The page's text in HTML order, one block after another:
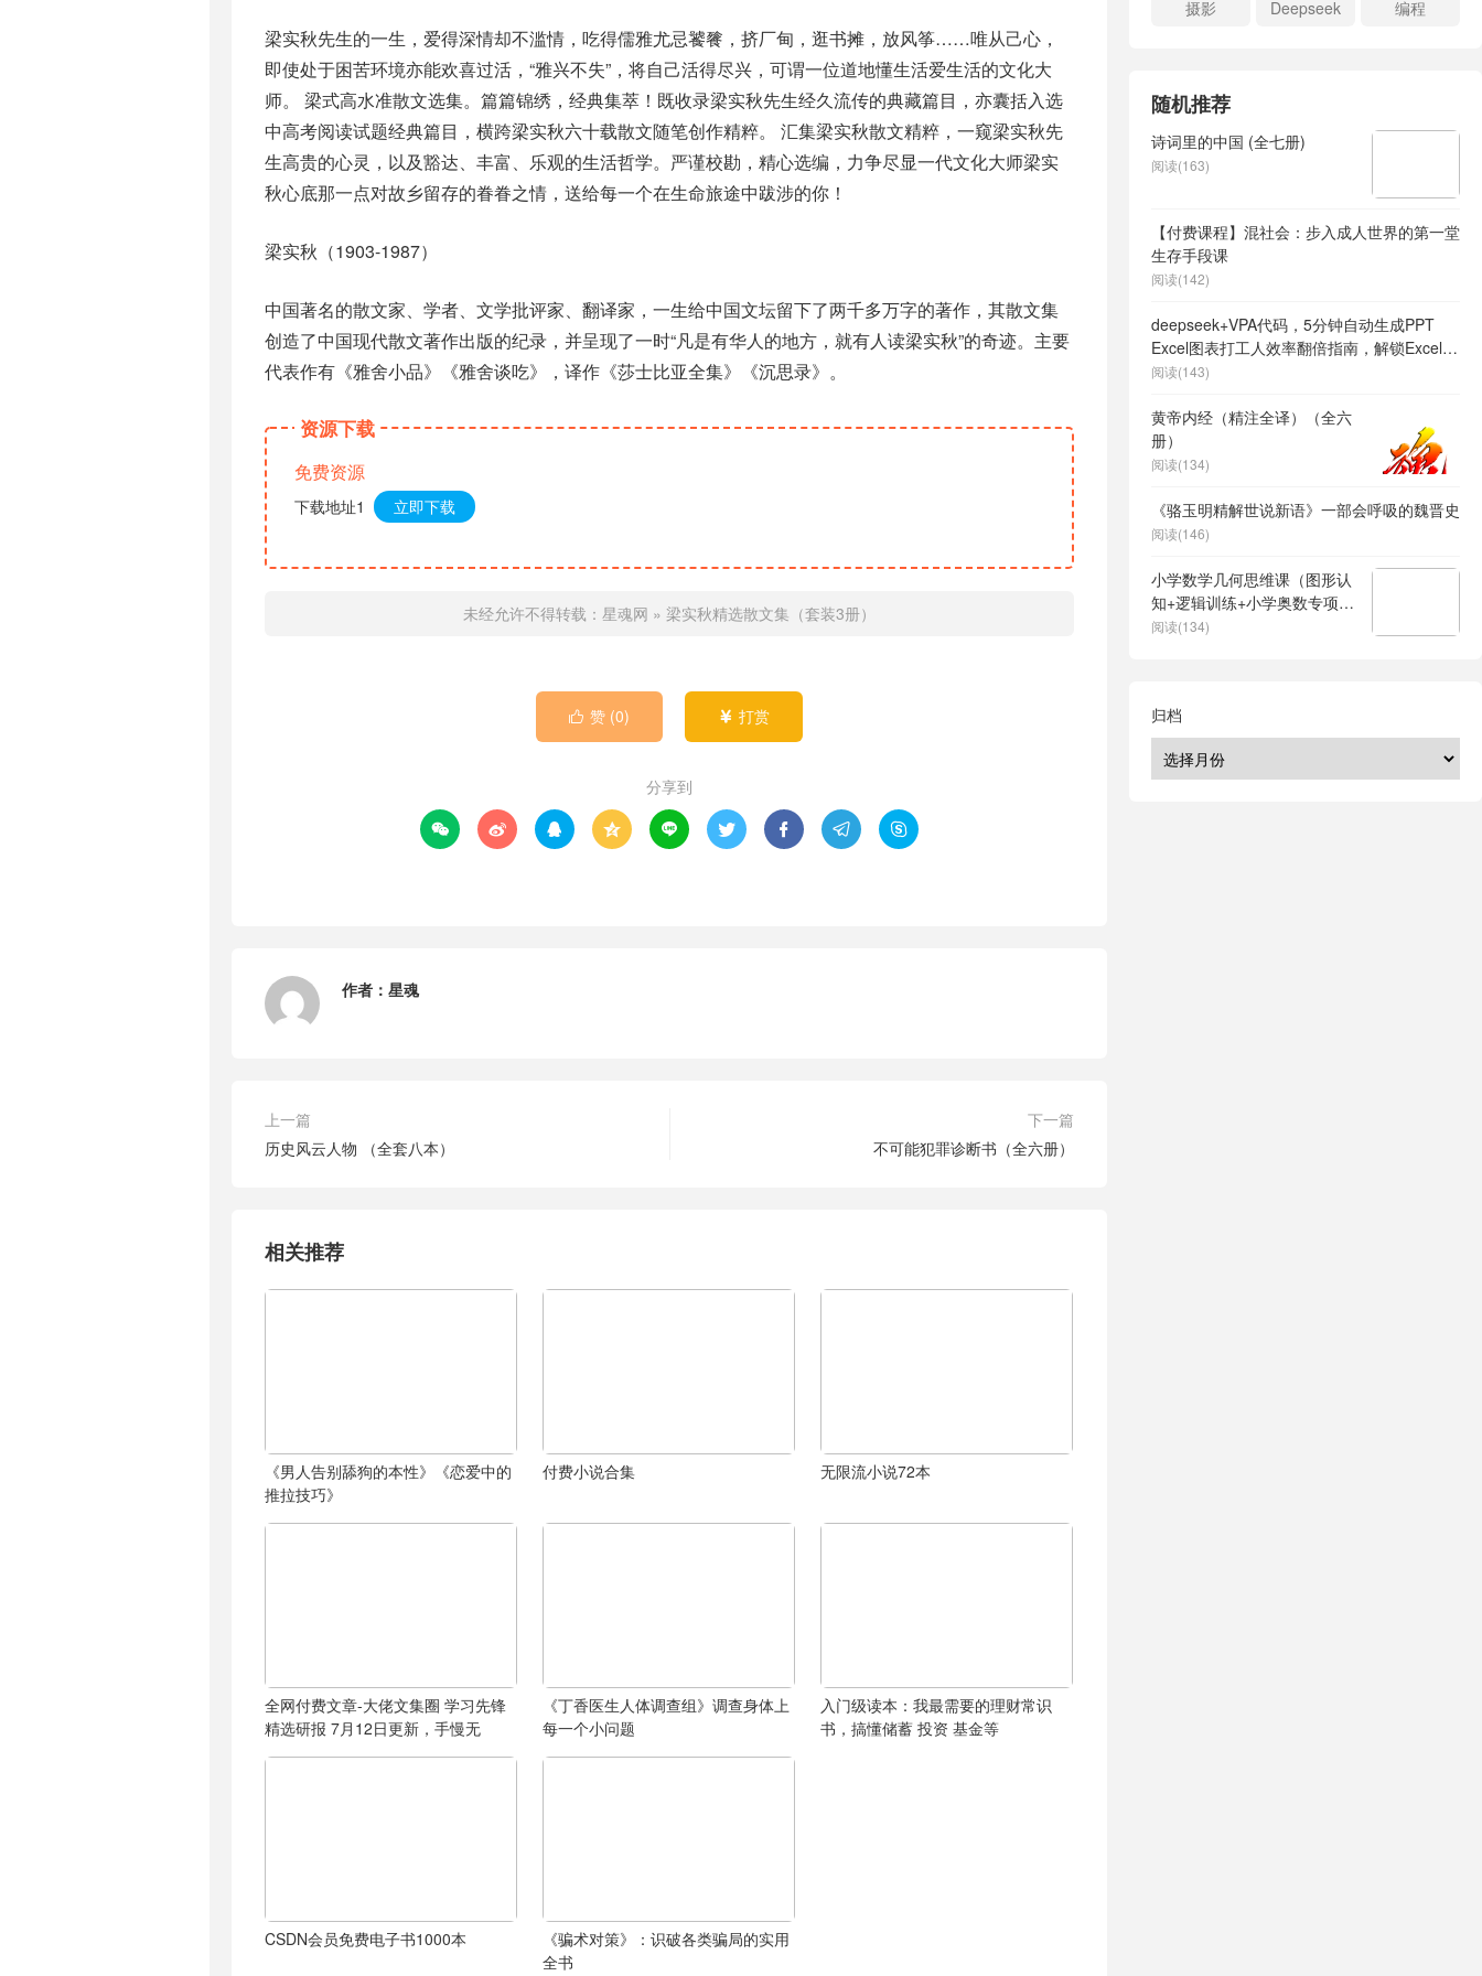
梁实秋先生的一生，爱得深情却不滥情，吃得儒雅尤忌饕餮，挤厂甸，逛书摊，放风筝……唯从己心，
即使处于困苦环境亦能欢喜过活，“雅兴不失”，将自己活得尽兴，可谓一位道地懂生活爱生活的文化大
师。 梁式高水准散文选集。篇篇锦绣，经典集萃！既收录梁实秋先生经久流传的典藏篇目，亦囊括入选
中高考阅读试题经典篇目，横跨梁实秋六十载散文随笔创作精粹。 汇集梁实秋散文精粹，一窥梁实秋先
生高贵的心灵，以及豁达、丰富、乐观的生活哲学。严谨校勘，精心选编，力争尽显一代文化大师梁实
秋心底那一点对故乡留存的眷眷之情，送给每一个在生命旅途中跋涉的你！
梁实秋（1903-1987）
中国著名的散文家、学者、文学批评家、翻译家，一生给中国文坛留下了两千多万字的著作，其散文集
创造了中国现代散文著作出版的纪录，并呈现了一时“凡是有华人的地方，就有人读梁实秋”的奇迹。主要
代表作有《雅舍小品》《雅舍谈吃》，译作《莎士比亚全集》《沉思录》。
资源下载
免费资源
下载地址1 立即下载
未经允许不得转载： 星魂网 » 梁实秋精选散文集（套装3册）
 赞 (0)  打赏
分享到
        
作者： 星魂
上一篇
历史风云人物 （全套八本）
下一篇
不可能犯罪诊断书（全六册）
相关推荐
《男人告别舔狗的本性》《恋爱中的
推拉技巧》
付费小说合集 无限流小说72本
全网付费文章-大佬文集圈 学习先锋
精选研报 7月12日更新，手慢无
《丁香医生人体调查组》调查身体上
每一个小问题
入门级读本：我最需要的理财常识
书，搞懂储蓄 投资 基金等
CSDN会员免费电子书1000本
《骗术对策》：识破各类骗局的实用
全书
摄影 Deepseek 编程
随机推荐
诗词里的中国 (全七册)
阅读(163)
【付费课程】混社会：步入成人世界的第一堂
生存手段课
阅读(142)
deepseek+VPA代码，5分钟自动生成PPT
Excel图表打工人效率翻倍指南，解锁Excel和
VBA高效办公新技能
阅读(143)
黄帝内经（精注全译）（全六
册）
阅读(134)
《骆玉明精解世说新语》一部会呼吸的魏晋史
阅读(146)
小学数学几何思维课（图形认
知+逻辑训练+小学奥数专项突
破）
阅读(134)
归档